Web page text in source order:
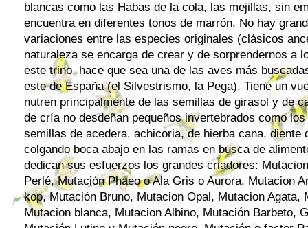
blancas como las Habas de la cola, las mejillas, sin
encuentra en diferentes tonos de marrón. No hay
variaciones entre las especies originales (clásicos
naturaleza se encarga de crear y de sorprendernos
este trino, hace que sea una de las aves más
este de España (el Silvestrismo, la Pega). Tiene un
nutren principalmente de las semillas de girasol y de
de cría no desdeñan pequeños invertebrados como
semillas de acedera, achicoria, de hierba cana,
colgando boca abajo en las ramas en busca de
dedican sus esfuerzos los grandes criadores:
Perlé, Mutación Phaeo o Ala Gris o Aurora, Mutacion
kop, Mutación Bruno, Mutacion Opal, Mutacion
Mutacion blanca, Mutacion Albino, Mutación Barbeto,